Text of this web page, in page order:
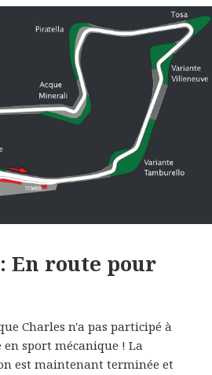
En route pour
Charles n'a pas participé à
sport mécanique ! La
est maintenant terminée et